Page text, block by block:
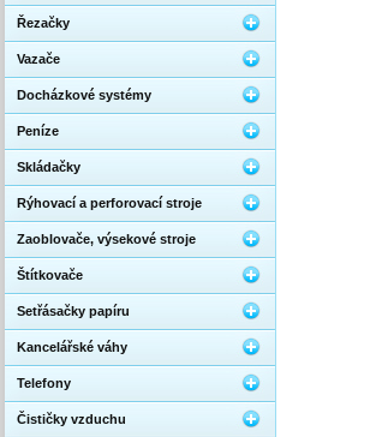
Řezačky
Vazače
Docházkové systémy
Peníze
Skládačky
Rýhovací a perforovací stroje
Zaoblovače, výsekové stroje
Štítkovače
Setřásačky papíru
Kancelářské váhy
Telefony
Čističky vzduchu